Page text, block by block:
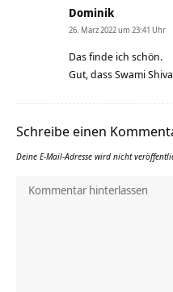
Dominik
26. März 2022 um 23:41 Uhr
Das finde ich schön.
Gut, dass Swami
Schreibe einen
Deine E-Mail-Adresse wird nicht